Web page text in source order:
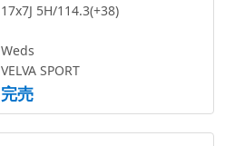
17x7J 5H/114.3(+38)
Weds
VELVA SPORT
完売